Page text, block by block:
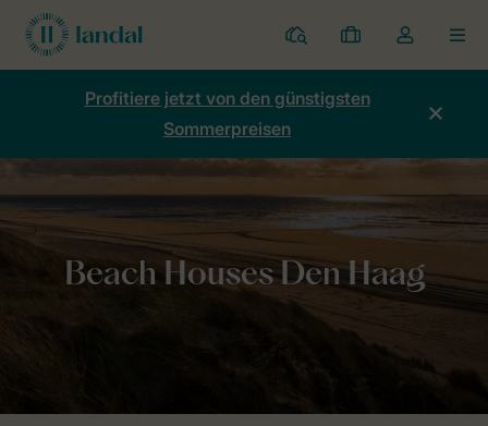
Ferienparks
Meine
Buchungen
Dropdown-
Menü
Kontos
Profitiere jetzt von den günstigsten
Sommerpreisen
Allgemeines Beach Houses Den Haag